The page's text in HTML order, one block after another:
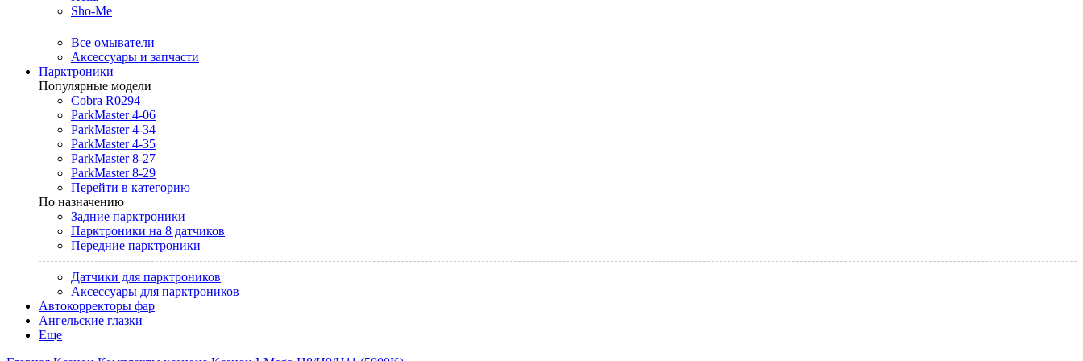
Sho-Me
Все омыватели
Аксессуары и запчасти
Парктроники
Популярные модели
Cobra R0294
ParkMaster 4-06
ParkMaster 4-34
ParkMaster 4-35
ParkMaster 8-27
ParkMaster 8-29
Перейти в категорию
По назначению
Задние парктроники
Парктроники на 8 датчиков
Передние парктроники
Датчики для парктроников
Аксессуары для парктроников
Автокорректоры фар
Ангельские глазки
Еще